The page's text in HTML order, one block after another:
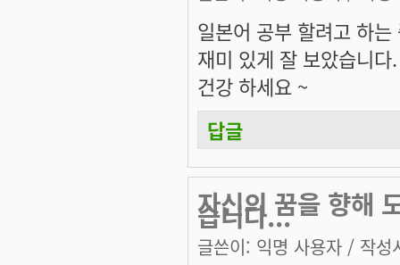
일본어 공부 할려고 하
재미 있게 잘 보았습니다.
건강 하세요 ~
답글
자신의 꿈을 향해
습니다...
글쓴이: 익명 사용자 / 작성